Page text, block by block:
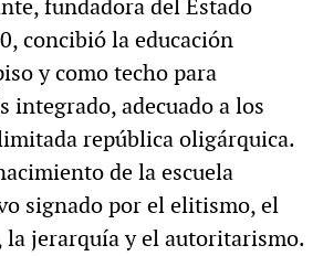
fundadora del Estado
concibió la educación
y como techo para
integrado, adecuado a los
república oligárquica.
de la escuela
signado por el elitismo, el
la jerarquía y el autoritarismo.